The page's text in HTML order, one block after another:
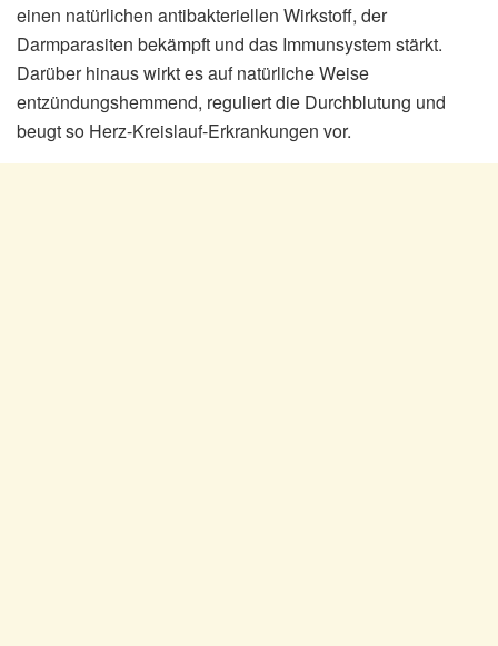
einen natürlichen antibakteriellen Wirkstoff, der
Darmparasiten bekämpft und das Immunsystem stärkt.
Darüber hinaus wirkt es auf natürliche Weise
entzündungshemmend, reguliert die Durchblutung und
beugt so Herz-Kreislauf-Erkrankungen vor.